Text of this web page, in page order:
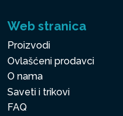
Web stranica
Proizvodi
Ovlašćeni prodavci
O nama
Saveti i trikovi
FAQ